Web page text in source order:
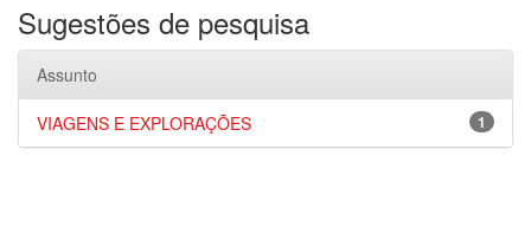
Sugestões de pesquisa
Assunto
1
VIAGENS E EXPLORAÇÕES